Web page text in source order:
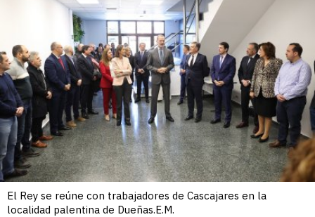
El Rey se reúne con trabajadores de Cascajares en la
localidad palentina de Dueñas.E.M.